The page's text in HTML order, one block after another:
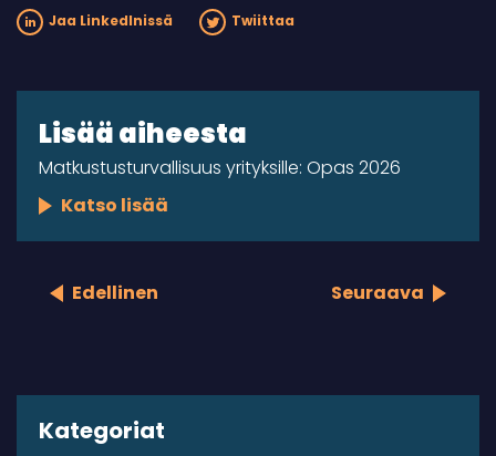
Jaa LinkedInissä Twiittaa
Lisää aiheesta
Matkustusturvallisuus yrityksille: Opas 2026
Katso lisää
Edellinen Seuraava
Kategoriat